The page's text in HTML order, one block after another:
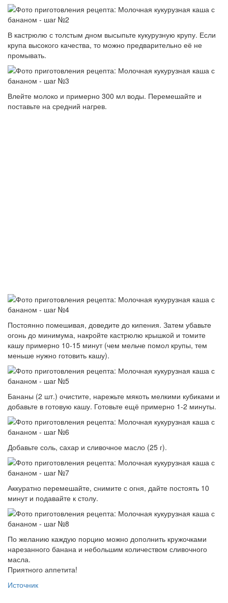
В кастрюлю с толстым дном высыпьте кукурузную крупу. Если
крупа высокого качества, то можно предварительно её не
промывать.
Влейте молоко и примерно 300 мл воды. Перемешайте и
поставьте на средний нагрев.
Постоянно помешивая, доведите до кипения. Затем убавьте
огонь до минимума, накройте кастрюлю крышкой и томите
кашу примерно 10-15 минут (чем мельче помол крупы, тем
меньше нужно готовить кашу).
Бананы (2 шт.) очистите, нарежьте мякоть мелкими кубиками и
добавьте в готовую кашу. Готовьте ещё примерно 1-2 минуты.
Добавьте соль, сахар и сливочное масло (25 г).
Аккуратно перемешайте, снимите с огня, дайте постоять 10
минут и подавайте к столу.
По желанию каждую порцию можно дополнить кружочками
нарезанного банана и небольшим количеством сливочного
масла.
Приятного аппетита!
Источник